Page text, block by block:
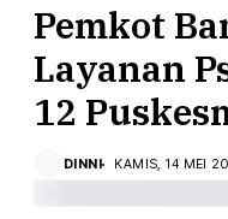
Pemkot
Layanan
12
DINNI KAMIS, 14 MEI